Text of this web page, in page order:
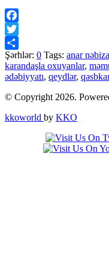
Facebook
Twitter
Share
Şərhlər: 0 Tags: anar
karandaşla oxuyanlar,
ədəbiyyatı, qeydlər,
© Copyright 2026.
kkoworld by KKO